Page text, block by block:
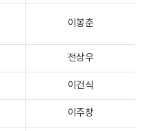
이봉춘
전상우
이건식
이주창